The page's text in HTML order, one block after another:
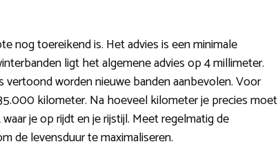
nog toereikend is. Het advies is een minimale
ligt het algemene advies op 4 millimeter.
worden nieuwe banden aanbevolen. Voor
kilometer. Na hoeveel kilometer je precies moet
je op rijdt en je rijstijl. Meet regelmatig de
de levensduur te maximaliseren.